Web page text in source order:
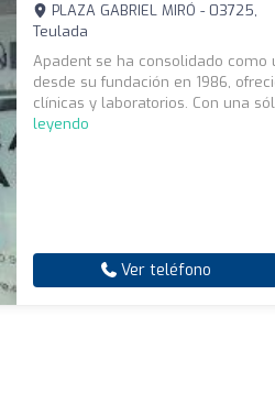
PLAZA GABRIEL MIRÓ - 03725,
Teulada
Apadent se ha consolidado
desde su fundación en 1986,
clínicas y laboratorios. Con una
leyendo
Ver teléfono